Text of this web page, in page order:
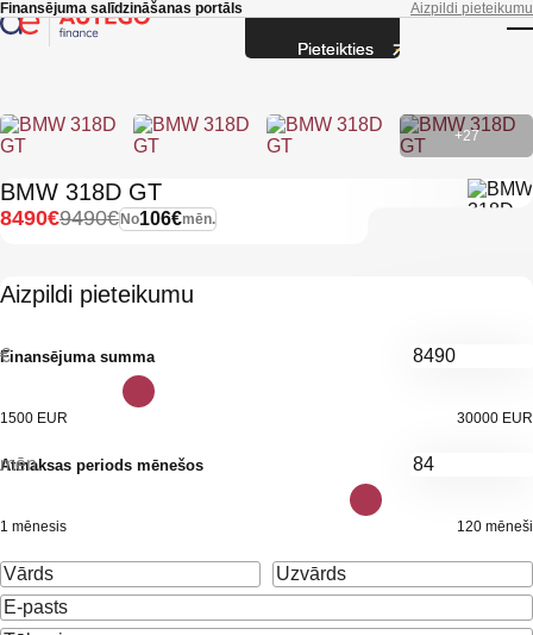
Skip to main content
Finansējuma salīdzināšanas portāls Aizpildi pieteikumu
+27
BMW 318D GT
No106€mēn.
9490€
8490€
Aizpildi pieteikumu
Finansējuma summa
€
1500 EUR 30000 EUR
Atmaksas periods mēnešos
mēn.
1 mēnesis 120 mēneši